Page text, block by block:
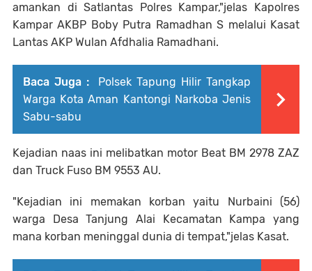
amankan di Satlantas Polres Kampar,"jelas Kapolres
Kampar AKBP Boby Putra Ramadhan S melalui Kasat
Lantas AKP Wulan Afdhalia Ramadhani.
Baca Juga :
Polsek Tapung Hilir Tangkap
Warga Kota Aman Kantongi Narkoba Jenis
Sabu-sabu
Kejadian naas ini melibatkan motor Beat BM 2978 ZAZ
dan Truck Fuso BM 9553 AU.
"Kejadian ini memakan korban yaitu Nurbaini (56)
warga Desa Tanjung Alai Kecamatan Kampa yang
mana korban meninggal dunia di tempat,"jelas Kasat.